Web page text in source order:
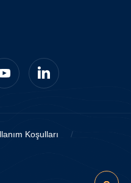
Koşulları
/